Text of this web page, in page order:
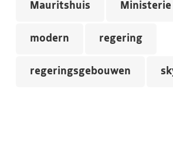
Mauritshuis Ministerie
modern regering
regeringsgebouwen